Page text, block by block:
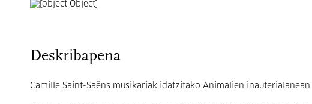
Deskribapena
Camille Saint-Saëns musikariak idatzitako Animalien